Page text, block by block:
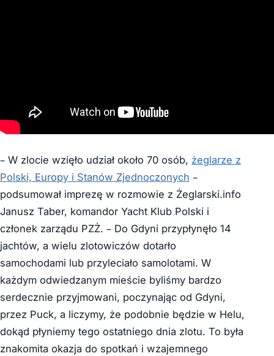
– W zlocie wzięło udział około 70 osób, żeglarze z
Polski, Europy i Stanów Zjednoczonych –
podsumował imprezę w rozmowie z Żeglarski.info
Janusz Taber, komandor Yacht Klub Polski i
członek zarządu PZŻ. – Do Gdyni przypłynęło 14
jachtów, a wielu zlotowiczów dotarło
samochodami lub przyleciało samolotami. W
każdym odwiedzanym mieście byliśmy bardzo
serdecznie przyjmowani, poczynając od Gdyni,
przez Puck, a liczymy, że podobnie będzie w Helu,
dokąd płyniemy tego ostatniego dnia zlotu. To była
znakomita okazja do spotkań i wzajemnego